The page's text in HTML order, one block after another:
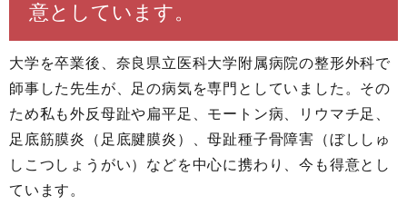
意としています。
大学を卒業後、奈良県立医科大学附属病院の整形外科で
師事した先生が、足の病気を専門としていました。その
ため私も外反母趾や扁平足、モートン病、リウマチ足、
足底筋膜炎（足底腱膜炎）、母趾種子骨障害（ぼししゅ
しこつしょうがい）などを中心に携わり、今も得意とし
ています。